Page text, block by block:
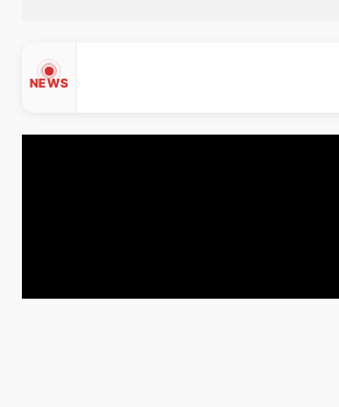
NEWS
韓股最壞時期已過？大摩估去槓桿完
金控第2季海外曝險破31兆創高 日本